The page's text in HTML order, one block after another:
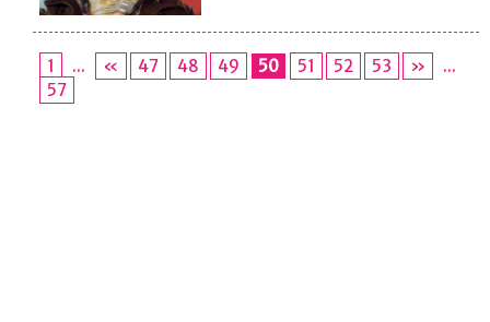
1 ... « 47 48 49 50 51 52 53 »
...
57